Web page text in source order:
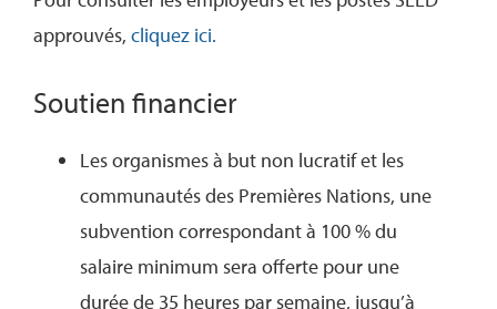
approuvés, cliquez ici.
Soutien financier
Les organismes à but non lucratif et les
communautés des Premières Nations, une
subvention correspondant à 100 % du
salaire minimum sera offerte pour une
durée de 35 heures par semaine, jusqu’à